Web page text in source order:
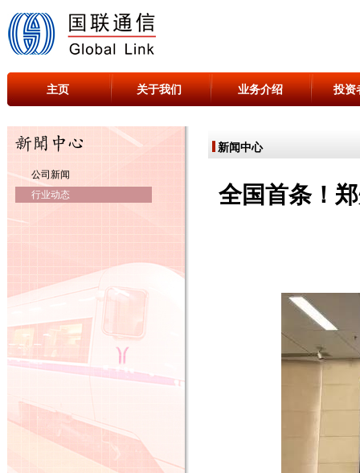
主页 关于我们 业务介绍 投资
公司新闻
行业动态
新闻中心
全国首条！